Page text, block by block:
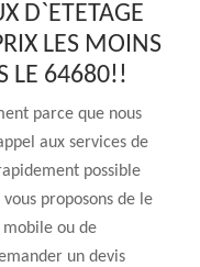
D`ETETAGE
LES MOINS
LE 64680!!
parce que nous
aux services de
possible
proposons de le
ou de
un devis